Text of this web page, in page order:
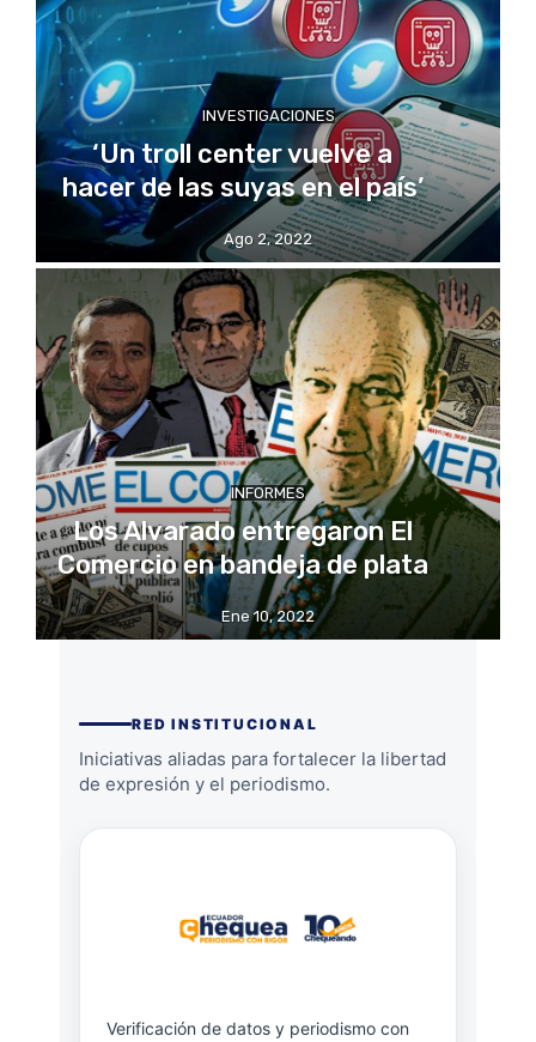
INVESTIGACIONES
‘Un troll center vuelve a
hacer de las suyas en el país’
Ago 2, 2022
INFORMES
Los Alvarado entregaron El
Comercio en bandeja de plata
Ene 10, 2022
RED INSTITUCIONAL
Iniciativas aliadas para fortalecer la libertad
de expresión y el periodismo.
Verificación de datos y periodismo con